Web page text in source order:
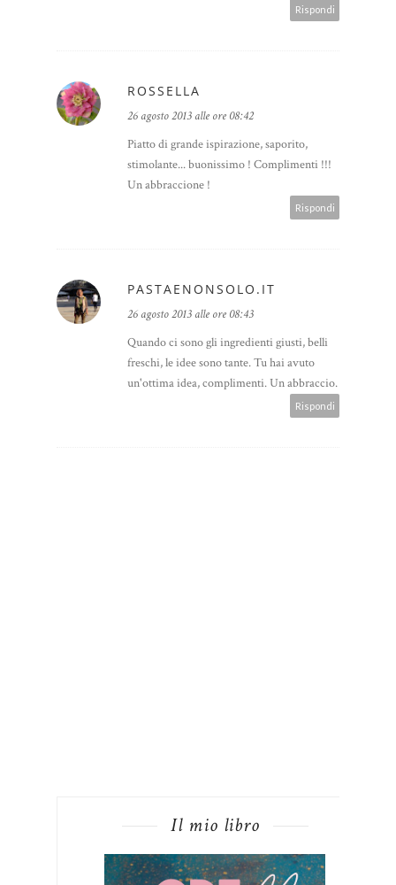
Rispondi
ROSSELLA
26 agosto 2013 alle ore 08:42
Piatto di grande ispirazione, saporito,
stimolante... buonissimo ! Complimenti !!!
Un abbraccione !
Rispondi
PASTAENONSOLO.IT
26 agosto 2013 alle ore 08:43
Quando ci sono gli ingredienti giusti, belli
freschi, le idee sono tante. Tu hai avuto
un'ottima idea, complimenti. Un abbraccio.
Rispondi
Il mio libro